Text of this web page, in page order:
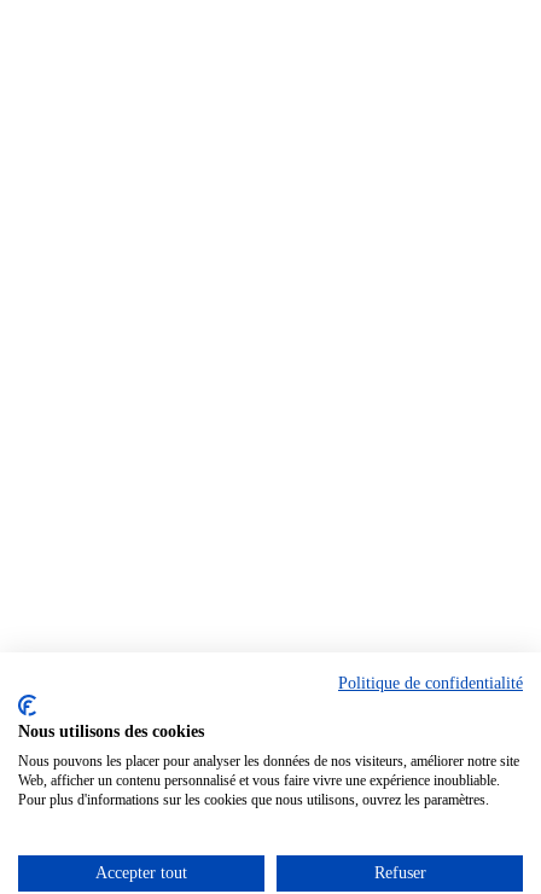
Politique de confidentialité
Nous utilisons des cookies
Nous pouvons les placer pour analyser les données de nos visiteurs, améliorer notre site
Web, afficher un contenu personnalisé et vous faire vivre une expérience inoubliable.
Pour plus d'informations sur les cookies que nous utilisons, ouvrez les paramètres.
Accepter tout Refuser